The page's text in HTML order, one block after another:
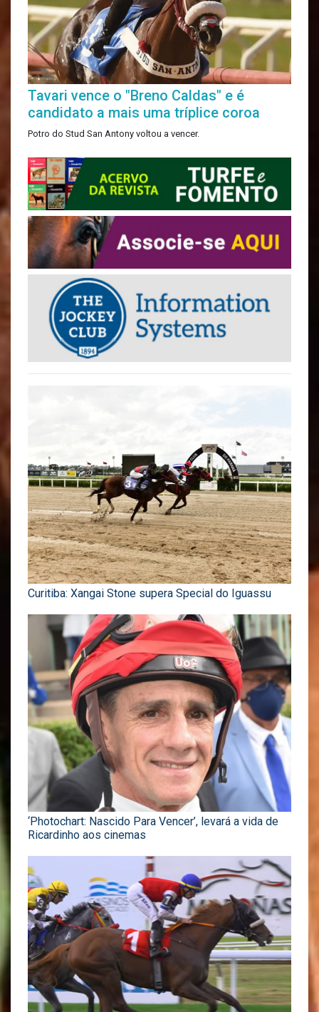
Tavari vence o "Breno Caldas" e é
candidato a mais uma tríplice coroa
Potro do Stud San Antony voltou a vencer.
Curitiba: Xangai Stone supera Special do Iguassu
‘Photochart: Nascido Para Vencer’, levará a vida de
Ricardinho aos cinemas